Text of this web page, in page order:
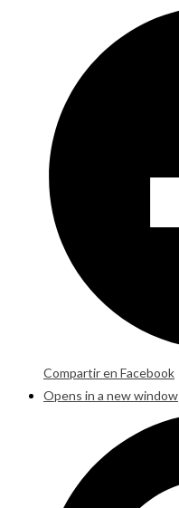
Compartir en Facebook
Opens in a new window